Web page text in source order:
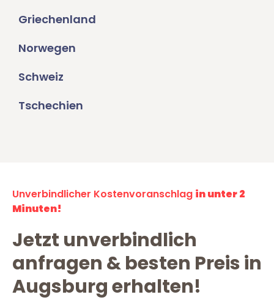
Griechenland
Norwegen
Schweiz
Tschechien
Unverbindlicher Kostenvoranschlag in unter 2
Minuten!
Jetzt unverbindlich
anfragen & besten Preis in
Augsburg erhalten!